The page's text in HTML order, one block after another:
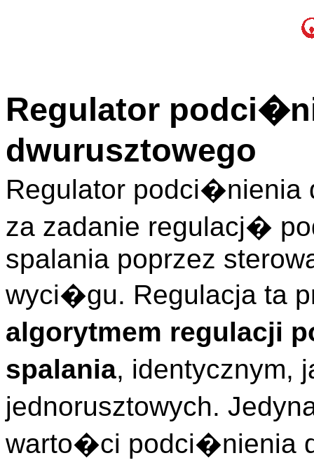
Regulator
dwurusztowego
Regulator podci�nienia
za zadanie regulacj�
spalania poprzez
wyci�gu. Regulacja ta
algorytmem regulacji
spalania, identycznym,
jednorusztowych.
warto�ci podci�nienia